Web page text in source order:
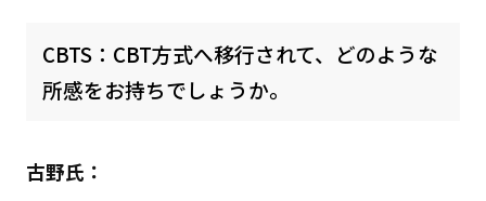
CBTS：CBT方式へ移行されて、どのような
所感をお持ちでしょうか。
古野氏：